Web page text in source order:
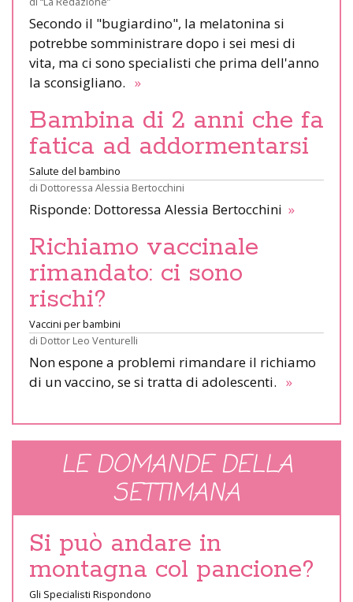
Secondo il "bugiardino", la melatonina si
potrebbe somministrare dopo i sei mesi di
vita, ma ci sono specialisti che prima dell'anno
la sconsigliano. »
Bambina di 2 anni che fa
fatica ad addormentarsi
Salute del bambino
di Dottoressa Alessia Bertocchini
Risponde: Dottoressa Alessia Bertocchini »
Richiamo vaccinale
rimandato: ci sono
rischi?
Vaccini per bambini
di Dottor Leo Venturelli
Non espone a problemi rimandare il richiamo
di un vaccino, se si tratta di adolescenti. »
LE DOMANDE DELLA
SETTIMANA
Si può andare in
montagna col pancione?
Gli Specialisti Rispondono